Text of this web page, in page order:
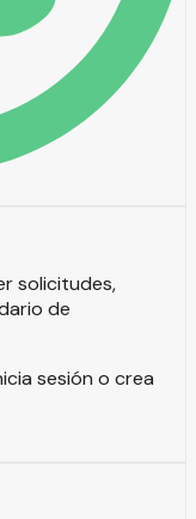
solicitudes,
de
sesión o crea